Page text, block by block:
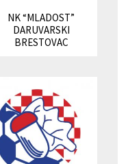
NK “MLADOST”
DARUVARSKI
BRESTOVAC